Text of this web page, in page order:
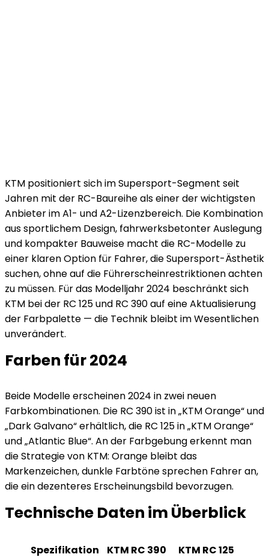
KTM positioniert sich im Supersport-Segment seit
Jahren mit der RC-Baureihe als einer der wichtigsten
Anbieter im A1- und A2-Lizenzbereich. Die Kombination
aus sportlichem Design, fahrwerksbetonter Auslegung
und kompakter Bauweise macht die RC-Modelle zu
einer klaren Option für Fahrer, die Supersport-Ästhetik
suchen, ohne auf die Führerscheinrestriktionen achten
zu müssen. Für das Modelljahr 2024 beschränkt sich
KTM bei der RC 125 und RC 390 auf eine Aktualisierung
der Farbpalette — die Technik bleibt im Wesentlichen
unverändert.
Farben für 2024
Beide Modelle erscheinen 2024 in zwei neuen
Farbkombinationen. Die RC 390 ist in „KTM Orange“ und
„Dark Galvano“ erhältlich, die RC 125 in „KTM Orange“
und „Atlantic Blue“. An der Farbgebung erkennt man
die Strategie von KTM: Orange bleibt das
Markenzeichen, dunkle Farbtöne sprechen Fahrer an,
die ein dezenteres Erscheinungsbild bevorzugen.
Technische Daten im Überblick
Spezifikation KTM RC 390 KTM RC 125